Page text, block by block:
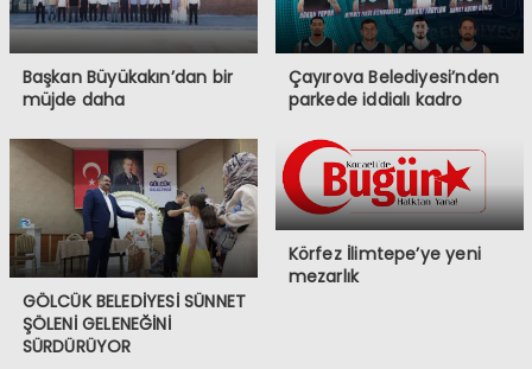
Başkan Büyükakın’dan bir
müjde daha
Çayırova Belediyesi’nden
parkede iddialı kadro
GÖLCÜK BELEDİYESİ SÜNNET
ŞÖLENİ GELENEĞİNİ
SÜRDÜRÜYOR
Körfez İlimtepe’ye yeni
mezarlık